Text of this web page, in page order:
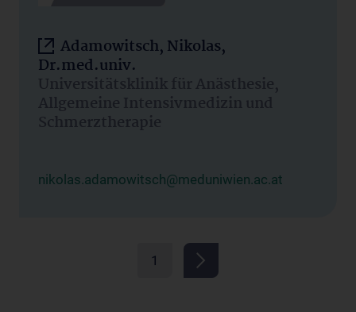
Adamowitsch, Nikolas,
Dr.med.univ.
Universitätsklinik für Anästhesie,
Allgemeine Intensivmedizin und
Schmerztherapie
nikolas.adamowitsch@meduniwien.ac.at
1